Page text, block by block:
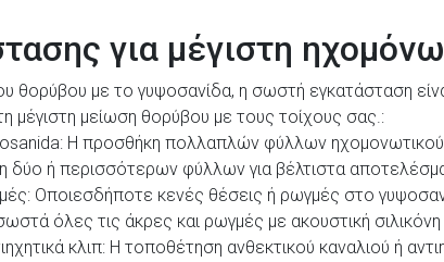
για μέγιστη
θορύβου με το γυψοσανίδα, η σωστή εγκατάσταση
μέγιστη μείωση θορύβου με τους τοίχους σας.:
Η προσθήκη πολλαπλών φύλλων ηχομονωτικού
ή περισσότερων φύλλων για βέλτιστα
Οποιεσδήποτε κενές θέσεις ή ρωγμές στο
όλες τις άκρες και ρωγμές με ακουστική
κλιπ: Η τοποθέτηση ανθεκτικού καναλιού ή